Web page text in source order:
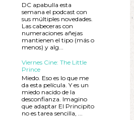
DC apabulla esta
semana el podcast con
sus múltiples novedades.
Las cabeceras con
numeraciones añejas
mantienen el tipo (más o
menos) y alg...
Viernes Cine: The Little
Prince
Miedo. Eso es lo que me
da esta película. Y es un
miedo nacido de la
desconfianza. Imagino
que adaptar El Principito
no es tarea sencilla, ...